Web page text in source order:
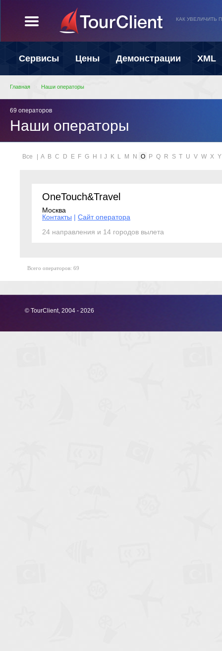
КАК УВЕЛИЧИТЬ
Сервисы Цены Демонстрации XML
Главная Наши операторы
69 операторов
Наши операторы
Все A B C D E F G H J K L M N O P Q R S T U V W X Y
OneTouch&Travel
Москва
Контакты | Сайт оператора
24 направления и 14 городов вылета
Всего операторов: 69
© TourClient, 2004 - 2026